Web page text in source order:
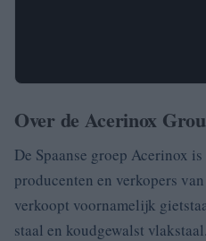
Over de Acerinox
De Spaanse groep Acerinox
producenten en verkopers
verkoopt voornamelijk
staal en koudgewalst